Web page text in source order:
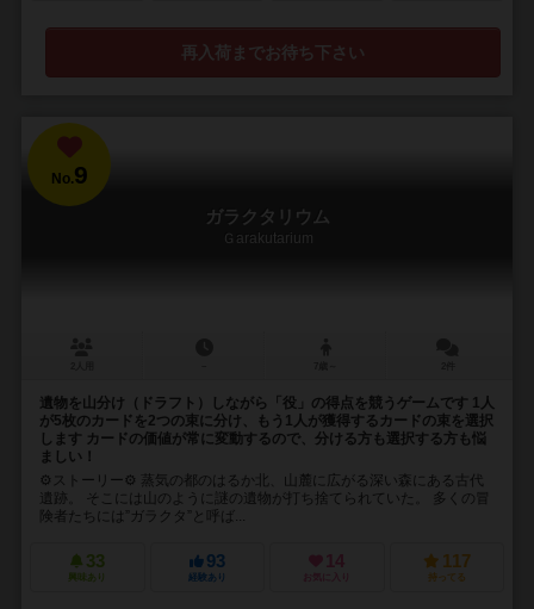
再入荷までお待ち下さい
No.9
ガラクタリウム
Ｇarakutarium
遺物を山分け（ドラフト）しながら「役」の得点を競うゲームです 1人
が5枚のカードを2つの束に分け、もう1人が獲得するカードの束を選択
します カードの価値が常に変動するので、分ける方も選択する方も悩
ましい！
⚙ストーリー⚙ 蒸気の都のはるか北、山麓に広がる深い森にある古代
遺跡。 そこには山のように謎の遺物が打ち捨てられていた。 多くの冒
険者たちには”ガラクタ”と呼ば...
33
興味あり
93
経験あり
14
お気に入り
117
持ってる